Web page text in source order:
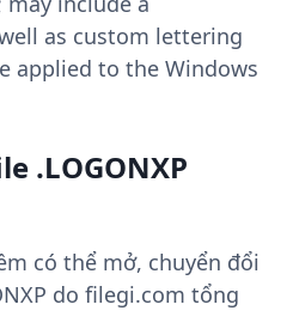
as custom lettering
applied to the Windows
.LOGONXP
có thể mở, chuyển đổi
do filegi.com tổng